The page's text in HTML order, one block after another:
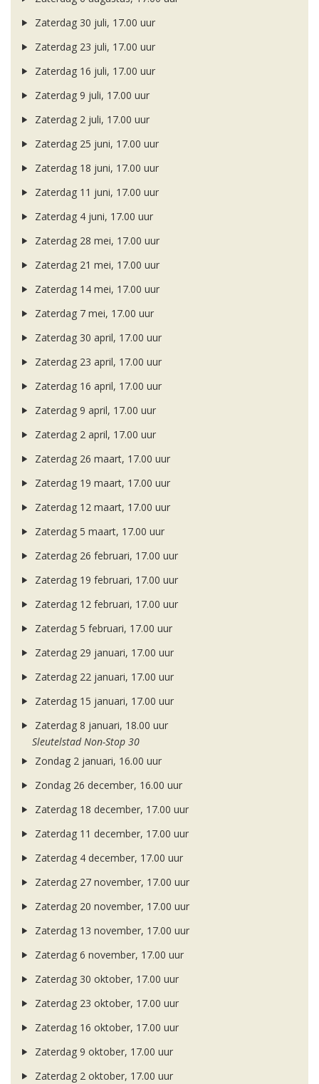
Zaterdag 30 juli, 17.00 uur
Zaterdag 23 juli, 17.00 uur
Zaterdag 16 juli, 17.00 uur
Zaterdag 9 juli, 17.00 uur
Zaterdag 2 juli, 17.00 uur
Zaterdag 25 juni, 17.00 uur
Zaterdag 18 juni, 17.00 uur
Zaterdag 11 juni, 17.00 uur
Zaterdag 4 juni, 17.00 uur
Zaterdag 28 mei, 17.00 uur
Zaterdag 21 mei, 17.00 uur
Zaterdag 14 mei, 17.00 uur
Zaterdag 7 mei, 17.00 uur
Zaterdag 30 april, 17.00 uur
Zaterdag 23 april, 17.00 uur
Zaterdag 16 april, 17.00 uur
Zaterdag 9 april, 17.00 uur
Zaterdag 2 april, 17.00 uur
Zaterdag 26 maart, 17.00 uur
Zaterdag 19 maart, 17.00 uur
Zaterdag 12 maart, 17.00 uur
Zaterdag 5 maart, 17.00 uur
Zaterdag 26 februari, 17.00 uur
Zaterdag 19 februari, 17.00 uur
Zaterdag 12 februari, 17.00 uur
Zaterdag 5 februari, 17.00 uur
Zaterdag 29 januari, 17.00 uur
Zaterdag 22 januari, 17.00 uur
Zaterdag 15 januari, 17.00 uur
Zaterdag 8 januari, 18.00 uur
Sleutelstad Non-Stop 30
Zondag 2 januari, 16.00 uur
Zondag 26 december, 16.00 uur
Zaterdag 18 december, 17.00 uur
Zaterdag 11 december, 17.00 uur
Zaterdag 4 december, 17.00 uur
Zaterdag 27 november, 17.00 uur
Zaterdag 20 november, 17.00 uur
Zaterdag 13 november, 17.00 uur
Zaterdag 6 november, 17.00 uur
Zaterdag 30 oktober, 17.00 uur
Zaterdag 23 oktober, 17.00 uur
Zaterdag 16 oktober, 17.00 uur
Zaterdag 9 oktober, 17.00 uur
Zaterdag 2 oktober, 17.00 uur